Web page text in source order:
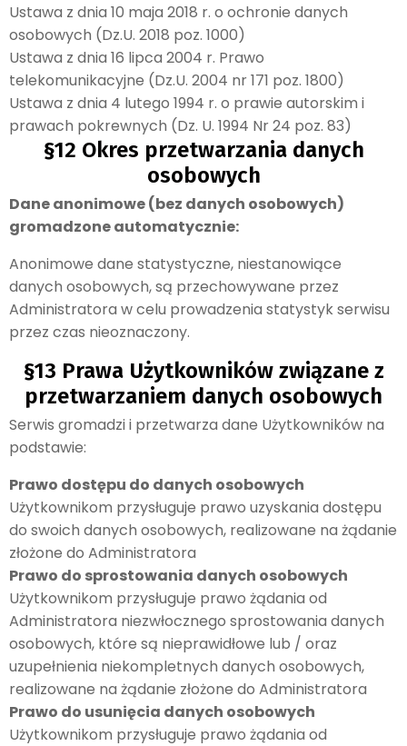
Ustawa z dnia 10 maja 2018 r. o ochronie danych
osobowych (Dz.U. 2018 poz. 1000)
Ustawa z dnia 16 lipca 2004 r. Prawo
telekomunikacyjne (Dz.U. 2004 nr 171 poz. 1800)
Ustawa z dnia 4 lutego 1994 r. o prawie autorskim i
prawach pokrewnych (Dz. U. 1994 Nr 24 poz. 83)
§12 Okres przetwarzania danych
osobowych
Dane anonimowe (bez danych osobowych)
gromadzone automatycznie:
Anonimowe dane statystyczne, niestanowiące
danych osobowych, są przechowywane przez
Administratora w celu prowadzenia statystyk serwisu
przez czas nieoznaczony.
§13 Prawa Użytkowników związane z
przetwarzaniem danych osobowych
Serwis gromadzi i przetwarza dane Użytkowników na
podstawie:
Prawo dostępu do danych osobowych
Użytkownikom przysługuje prawo uzyskania dostępu
do swoich danych osobowych, realizowane na żądanie
złożone do Administratora
Prawo do sprostowania danych osobowych
Użytkownikom przysługuje prawo żądania od
Administratora niezwłocznego sprostowania danych
osobowych, które są nieprawidłowe lub / oraz
uzupełnienia niekompletnych danych osobowych,
realizowane na żądanie złożone do Administratora
Prawo do usunięcia danych osobowych
Użytkownikom przysługuje prawo żądania od